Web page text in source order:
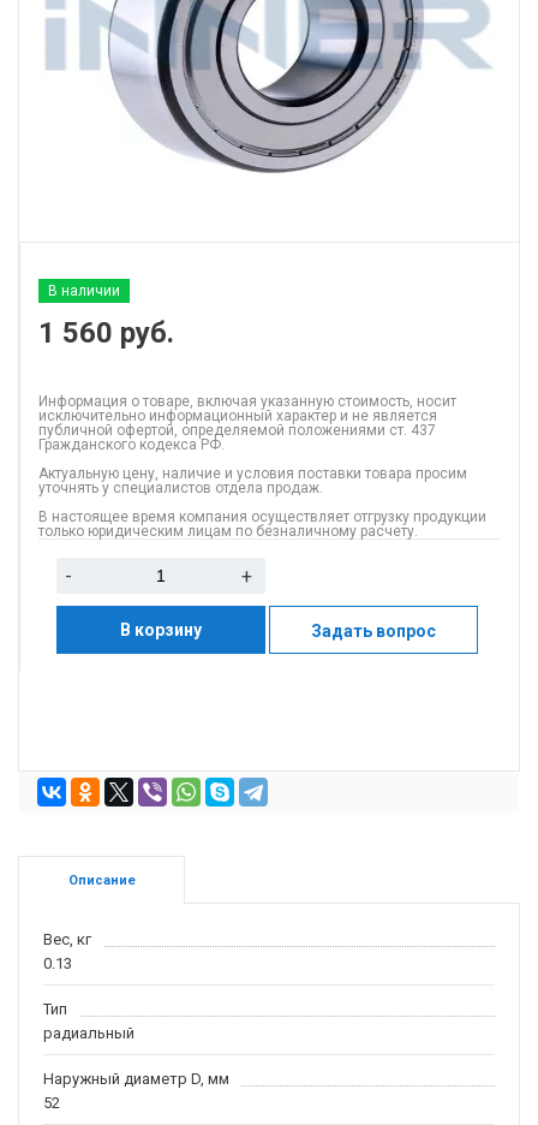
В наличии
1 560 руб.
Информация о товаре, включая указанную стоимость, носит
исключительно информационный характер и не является
публичной офертой, определяемой положениями ст. 437
Гражданского кодекса РФ.
Актуальную цену, наличие и условия поставки товара просим
уточнять у специалистов отдела продаж.
В настоящее время компания осуществляет отгрузку продукции
только юридическим лицам по безналичному расчету.
- +
В корзину Задать вопрос
Описание
Вес, кг
0.13
Тип
радиальный
Наружный диаметр D, мм
52